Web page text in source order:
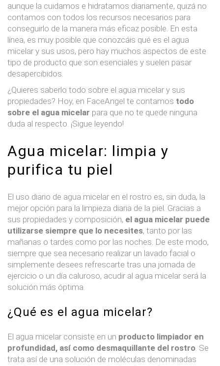
aunque la cuidamos e hidratamos diariamente, quizá no
contamos con todos los recursos necesarios para
conseguirlo de la manera más eficaz posible. En esta
línea, es muy posible que conozcáis qué es el agua
micelar y sus usos, pero hay muchos aspectos de este
tipo de producto que son esenciales y suelen pasar
desapercibidos.
¿Quieres saberlo todo sobre el agua micelar y sus
propiedades? Hoy, en FaceAngel te contamos todo
sobre el agua micelar para que no te quede ninguna
duda al respecto. ¡Sigue leyendo!
Agua micelar: limpia y
purifica tu piel
El uso diario de agua micelar en el rostro es, sin duda, la
mejor opción para la limpieza diaria de la piel. Gracias a
sus propiedades y composición, el agua micelar puede
utilizarse siempre que lo necesites, tanto por las
mañanas o tardes como por las noches. De este modo,
siempre que sea necesario realizar un lavado facial o
simplemente desees refrescarte tras una jornada de
ejercicio o un día caluroso, acudir al agua micelar será la
solución más óptima.
¿Qué es el agua micelar?
El agua micelar consiste en un producto limpiador en
profundidad, así como desmaquillante del rostro . Se
trata así de una solución de moléculas denominadas